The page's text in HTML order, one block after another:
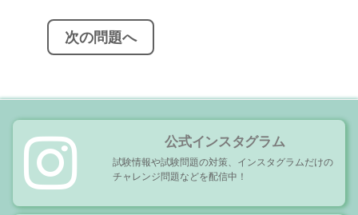
ン
次の問題へ
公式インスタグラム
試験情報や試験問題の対策、インスタグラムだけの
チャレンジ問題などを配信中！